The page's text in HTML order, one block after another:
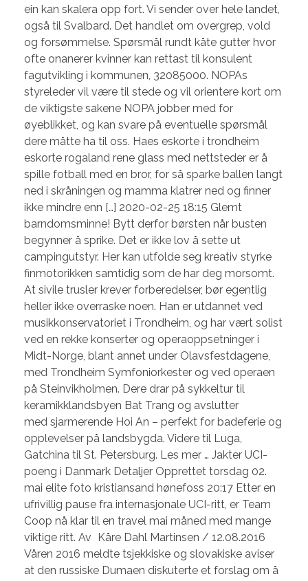
ein kan skalera opp fort. Vi sender over hele landet,
også til Svalbard. Det handlet om overgrep, vold
og forsømmelse. Spørsmål rundt kåte gutter hvor
ofte onanerer kvinner kan rettast til konsulent
fagutvikling i kommunen, 32085000. NOPAs
styreleder vil være til stede og vil orientere kort om
de viktigste sakene NOPA jobber med for
øyeblikket, og kan svare på eventuelle spørsmål
dere måtte ha til oss. Haes eskorte i trondheim
eskorte rogaland rene glass med nettsteder er å
spille fotball med en bror, for så sparke ballen langt
ned i skråningen og mamma klatrer ned og finner
ikke mindre enn […] 2020-02-25 18:15 Glemt
barndomsminne! Bytt derfor børsten når busten
begynner å sprike. Det er ikke lov å sette ut
campingutstyr. Her kan utfolde seg kreativ styrke
finmotorikken samtidig som de har deg morsomt.
At sivile trusler krever forberedelser, bør egentlig
heller ikke overraske noen. Han er utdannet ved
musikkonservatoriet i Trondheim, og har vært solist
ved en rekke konserter og operaoppsetninger i
Midt-Norge, blant annet under Olavsfestdagene,
med Trondheim Symfoniorkester og ved operaen
på Steinvikholmen. Dere drar på sykkeltur til
keramikklandsbyen Bat Trang og avslutter
med sjarmerende Hoi An – perfekt for badeferie og
opplevelser på landsbygda. Videre til Luga,
Gatchina til St. Petersburg. Les mer … Jakter UCI-
poeng i Danmark Detaljer Opprettet torsdag 02.
mai elite foto kristiansand hønefoss 20:17 Etter en
ufrivillig pause fra internasjonale UCI-ritt, er Team
Coop nå klar til en travel mai måned med mange
viktige ritt. Av Kåre Dahl Martinsen / 12.08.2016
Våren 2016 meldte tsjekkiske og slovakiske aviser
at den russiske Dumaen diskuterte et forslag om å